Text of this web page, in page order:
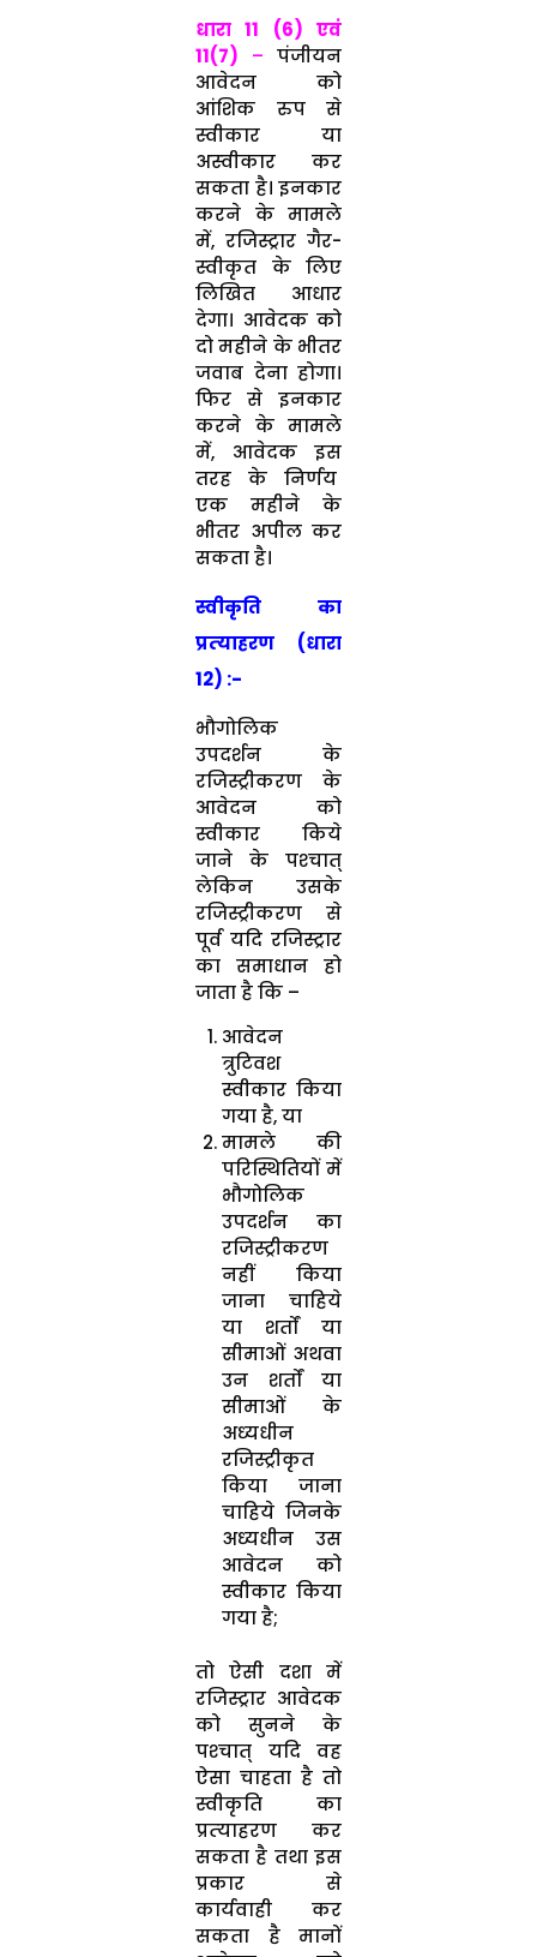
धारा 11 (6)एवं
11(7) –पंजीयन
आवेदन को
आंशिक रुप से
स्‍वीकार या
अस्‍वीकार कर
सकता है। इनकार
करने के मामले
में, रजिस्‍ट्रार गैर-
स्‍वीकृत के लिए
लिखित आधार
देगा। आवेदक को
दो महीने के भीतर
जवाब देना होगा।
फिर से इनकार
करने के मामले
में, आवेदक इस
तरह के निर्णय
एक महीने के
भीतर अपील कर
सकता है।
स्‍वीकृति का
प्रत्‍या‍हरण (धारा
12) :-
भौगोलिक
उपदर्शन के
रजिस्‍ट्रीकरण के
आवेदन को
स्‍वीकार किये
जाने के पश्‍चात्
लेकिन उसके
रजिस्‍ट्रीकरण से
पूर्व यदि रजिस्‍ट्रार
का समाधान हो
जाता है कि –
आवेदन
त्रुटिवश
स्‍वीकार किया
गया है, या
मामले की
परिस्थितियों में
भौगोलिक
उपदर्शन का
रजिस्‍ट्रीकरण
नहीं किया
जाना चाहिये
या शर्तों या
सीमाओं अथवा
उन शर्तों या
सीमाओं के
अध्‍यधीन
रजिस्‍ट्रीकृत
किया जाना
चाहिये जिनके
अध्‍यधीन उस
आवेदन को
स्‍वीकार किया
गया है;
तो ऐसी दशा में
रजिस्‍ट्रार आवेदक
को सुनने के
पश्‍चात् यदि वह
ऐसा चाहता है तो
स्‍वीकृति का
प्रत्‍याहरण कर
सकता है तथा इस
प्रकार से
कार्यवाही कर
सकता है मानों